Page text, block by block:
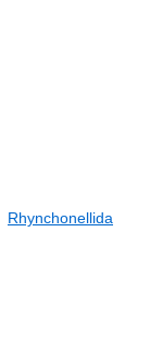
Rhynchonellida